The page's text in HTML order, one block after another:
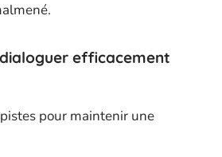
efficacement
pour maintenir une